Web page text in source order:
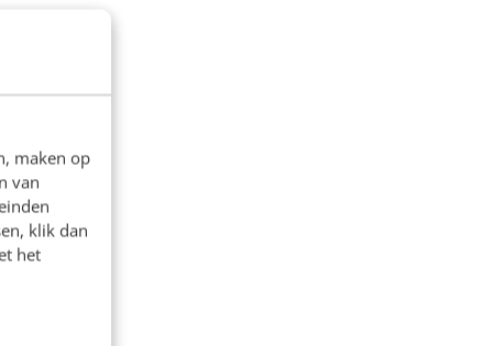
maken op
van
klik dan
het